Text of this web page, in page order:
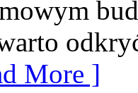
More ]